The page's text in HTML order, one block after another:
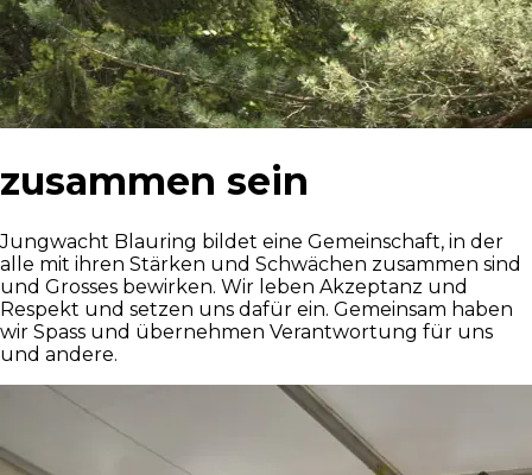
zusammen sein
Jungwacht Blauring bildet eine Gemeinschaft, in der
alle mit ihren Stärken und Schwächen zusammen sind
und Grosses bewirken. Wir leben Akzeptanz und
Respekt und setzen uns dafür ein. Gemeinsam haben
wir Spass und übernehmen Verantwortung für uns
und andere.